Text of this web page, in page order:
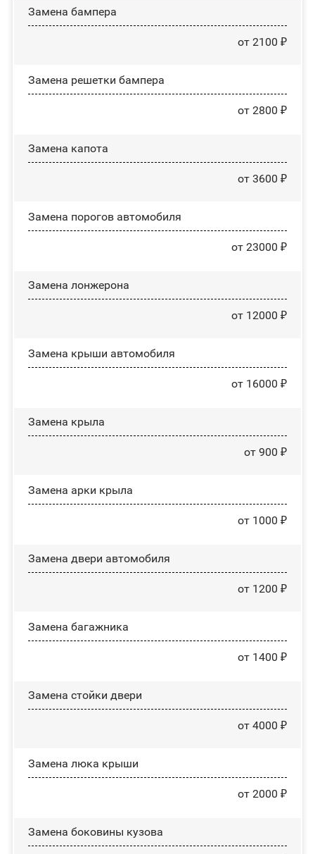
Замена бампера
от 2100 ₽
Замена решетки бампера
от 2800 ₽
Замена капота
от 3600 ₽
Замена порогов автомобиля
от 23000 ₽
Замена лонжерона
от 12000 ₽
Замена крыши автомобиля
от 16000 ₽
Замена крыла
от 900 ₽
Замена арки крыла
от 1000 ₽
Замена двери автомобиля
от 1200 ₽
Замена багажника
от 1400 ₽
Зaмeнa cтoйĸи двepи
от 4000 ₽
Зaмeнa люĸa ĸpыши
от 2000 ₽
Замена боковины кузова